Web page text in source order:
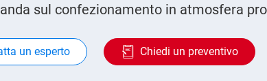
sul confezionamento in atmosfera
un esperto Chiedi un preventivo